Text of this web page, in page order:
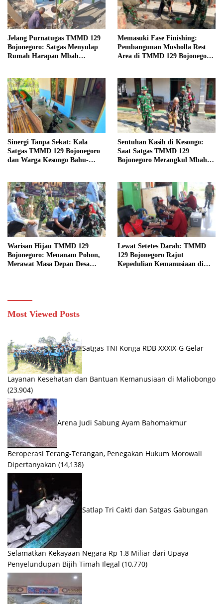
Jelang Purnatugas TMMD 129
Bojonegoro: Satgas Menyulap
Rumah Harapan Mbah
Memasuki Fase Finishing:
Pembangunan Musholla Rest
Area di TMMD 129 Bojonegoro
Sinergi Tanpa Sekat: Kala
Satgas TMMD 129 Bojonegoro
dan Warga Kesongo Bahu-
Sentuhan Kasih di Kesongo:
Saat Satgas TMMD 129
Bojonegoro Merangkul Mbah
Warisan Hijau TMMD 129
Bojonegoro: Menanam Pohon,
Merawat Masa Depan Desa
Lewat Setetes Darah: TMMD
129 Bojonegoro Rajut
Kepedulian Kemanusiaan di
Most Viewed Posts
Satgas TNI Konga RDB XXXIX-G Gelar
Layanan Kesehatan dan Bantuan Kemanusiaan di Maliobongo
(23,904)
Arena Judi Sabung Ayam Bahomakmur
Beroperasi Terang-Terangan, Penegakan Hukum Morowali
Dipertanyakan (14,138)
Satlap Tri Cakti dan Satgas Gabungan
Selamatkan Kekayaan Negara Rp 1,8 Miliar dari Upaya
Penyelundupan Bijih Timah Ilegal (10,770)